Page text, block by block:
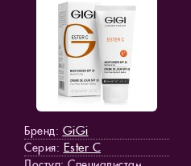
Бренд: GiGi
Серия: Ester C